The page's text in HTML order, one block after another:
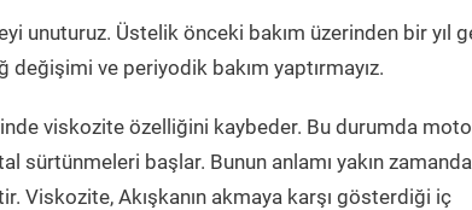
unuturuz. Üstelik önceki bakım üzerinden bir yıl
ve periyodik bakım yaptırmayız.
viskozite özelliğini kaybeder. Bu durumda
başlar. Bunun anlamı yakın zamanda
Akışkanın akmaya karşı gösterdiği iç